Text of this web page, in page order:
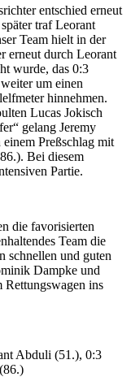
entschied erneut
traf Leorant
Team hielt in der
erneut durch Leorant
wurde, das 0:3
um einen
hinnehmen.
Lucas Jokisch
gelang Jeremy
einem Preßschlag mit
Bei diesem
Partie.
die favorisierten
Team die
schnellen und guten
Dampke und
Rettungswagen ins
Abduli (51.), 0:3